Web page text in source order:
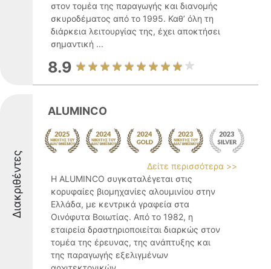
στον τομέα της παραγωγής και διανομής
σκυροδέματος από το 1995. Καθ’ όλη τη
διάρκεια λειτουργίας της, έχει αποκτήσει
σημαντική ...
8.9
Διακριθέντες
ALUMINCO
Δείτε περισσότερα >>
Η ALUMINCO συγκαταλέγεται στις
κορυφαίες βιομηχανίες αλουμινίου στην
Ελλάδα, με κεντρικά γραφεία στα
Οινόφυτα Βοιωτίας. Από το 1982, η
εταιρεία δραστηριοποιείται διαρκώς στον
τομέα της έρευνας, της ανάπτυξης και
της παραγωγής εξελιγμένων